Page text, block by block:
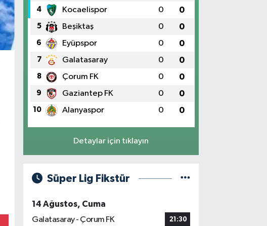
4 Kocaelispor 0 0
5 Beşiktaş 0 0
6 Eyüpspor 0 0
7 Galatasaray 0 0
8 Çorum FK 0 0
9 Gaziantep FK 0 0
10 Alanyaspor 0 0
Detaylar için tıklayın
Süper Lig Fikstür
14 Ağustos, Cuma
Galatasaray - Çorum FK
21:30